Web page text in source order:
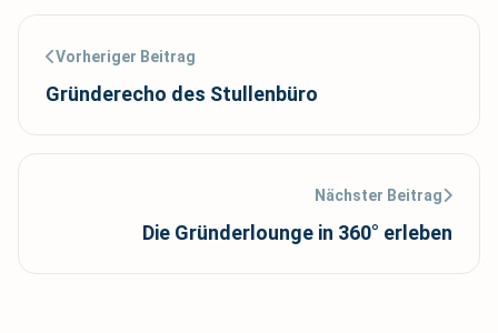
Vorheriger Beitrag
Gründerecho des Stullenbüro
Nächster Beitrag
Die Gründerlounge in 360° erleben